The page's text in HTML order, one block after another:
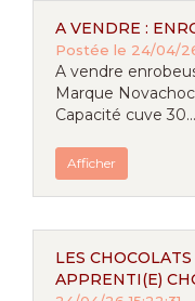
A VENDRE :
Postée le 24/04/
A vendre
Marque
Capacité cuve 30...
Afficher
LES
APPRENTI(E)